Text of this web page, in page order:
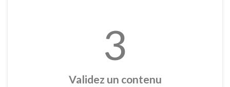
3
Validez un contenu